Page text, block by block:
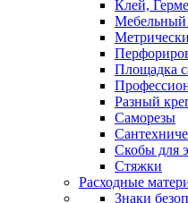
Клей,
Мебельный
Площадка
Разный
Саморезы
Скобы для
Стяжки
Расходные
Знаки